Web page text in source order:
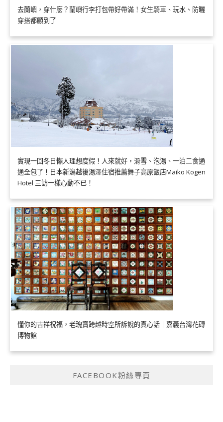
去蘭嶼，穿什麼？蘭嶼行李打包帶好帶滿！女生騎車、玩水、防曬
穿搭都顧到了
實現一回冬日懶人理想度假！人來就好，滑雪、泡湯、一泊二食通
通全包了！日本新潟越後湯澤住宿推薦舞子高原飯店Maiko Kogen
Hotel 三訪一樣心動不已！
懂你的吉祥祝福，老瑰寶跨越時空所訴說的真心話｜嘉義台灣花磚
博物館
FACEBOOK粉絲專頁